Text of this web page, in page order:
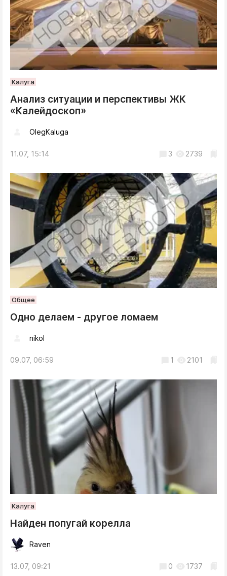
Калуга
Анализ ситуации и перспективы ЖК
«Калейдоскоп»
OlegKaluga
11.07, 15:14 3 2739
Общее
Одно делаем - другое ломаем
nikol
09.07, 06:59 1 2101
Калуга
Найден попугай корелла
Raven
13.07, 09:21 0 1737